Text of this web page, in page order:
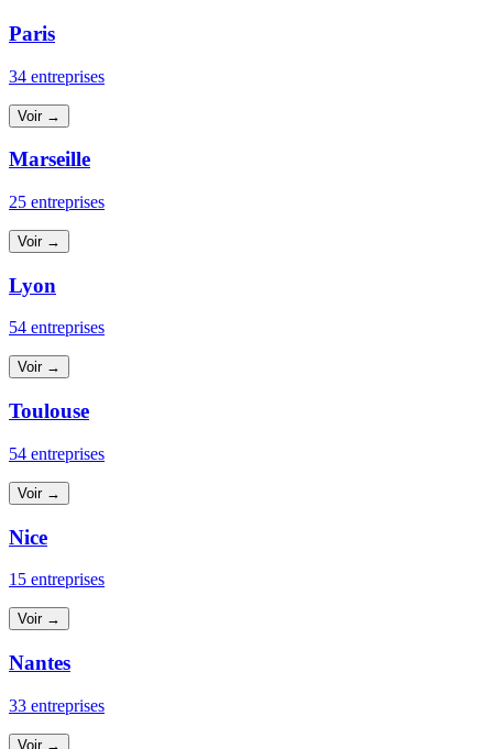
Paris
34 entreprises
Voir →
Marseille
25 entreprises
Voir →
Lyon
54 entreprises
Voir →
Toulouse
54 entreprises
Voir →
Nice
15 entreprises
Voir →
Nantes
33 entreprises
Voir →